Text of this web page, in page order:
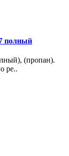
полный
(пропан).
ре..